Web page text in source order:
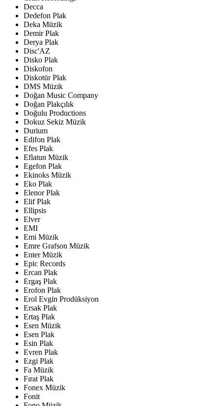
Decca
Dedefon Plak
Deka Müzik
Demir Plak
Derya Plak
Disc'AZ
Disko Plak
Diskofon
Diskotür Plak
DMS Müzik
Doğan Music Company
Doğan Plakçılık
Doğulu Productions
Dokuz Sekiz Müzik
Durium
Edifon Plak
Efes Plak
Eflatun Müzik
Egefon Plak
Ekinoks Müzik
Eko Plak
Elenor Plak
Elif Plak
Ellipsis
Elver
EMI
Emi Müzik
Emre Grafson Müzik
Enter Müzik
Epic Records
Ercan Plak
Ergaş Plak
Erofon Plak
Erol Evgin Prodüksiyon
Ersak Plak
Ertaş Plak
Esen Müzik
Esen Plak
Esin Plak
Evren Plak
Ezgi Plak
Fa Müzik
Fırat Plak
Fonex Müzik
Fonit